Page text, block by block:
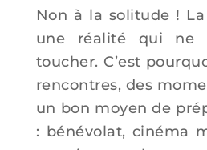
Non à la solitude !
une réalité qui ne
toucher. C’est
rencontres, des
un bon moyen de
: bénévolat, cinéma